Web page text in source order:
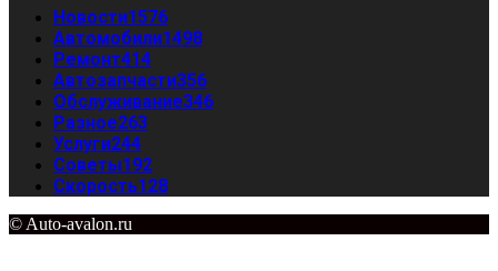
Новости1576
Автомобили1498
Ремонт414
Автозапчасти356
Обслуживание346
Разное263
Услуги244
Советы192
Скорость128
© Auto-avalon.ru